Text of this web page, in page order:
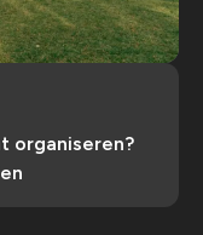
organiseren?